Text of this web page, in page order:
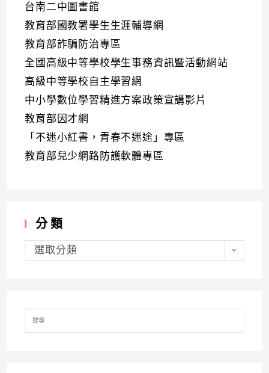
台南二中圖書館
教育部國教署學生生涯輔導網
教育部詐騙防治專區
全國高級中等學校學生事務資訊暨活動網站
高級中等學校自主學習網
中小學數位學習精進方案政策宣講影片
教育部因才網
「不迷小紅書，青春不迷途」專區
教育部兒少網路防護軟體專區
分類
分
類選取分類
Search
for: